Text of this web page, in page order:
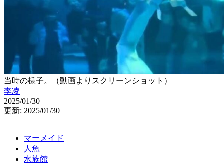
当時の様子。（動画よりスクリーンショット）
李凌
2025/01/30
更新: 2025/01/30
マーメイド
人魚
水族館